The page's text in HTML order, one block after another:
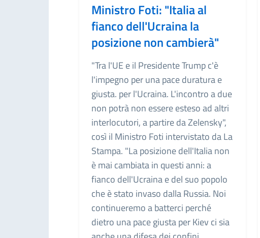
Ministro Foti: "Italia al
fianco dell'Ucraina la
posizione non cambierà"
"Tra l'UE e il Presidente Trump c'è
l'impegno per una pace duratura e
giusta. per l'Ucraina. L'incontro a due
non potrà non essere esteso ad altri
interlocutori, a partire da Zelensky",
così il Ministro Foti intervistato da La
Stampa. "La posizione dell'Italia non
è mai cambiata in questi anni: a
fianco dell'Ucraina e del suo popolo
che è stato invaso dalla Russia. Noi
continueremo a batterci perché
dietro una pace giusta per Kiev ci sia